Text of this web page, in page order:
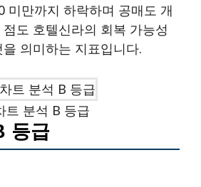
미만까지 하락하며 공매도 개
도 호텔신라의 회복 가능성
의미하는 지표입니다.
트 분석 B 등급
등급